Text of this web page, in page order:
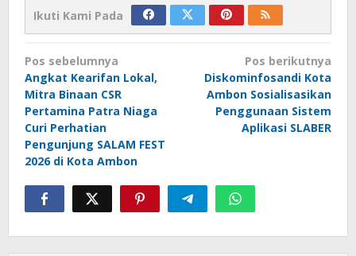
Ikuti Kami Pada
Navigasi
pos
Pos sebelumnya
Angkat Kearifan Lokal,
Mitra Binaan CSR
Pertamina Patra Niaga
Curi Perhatian
Pengunjung SALAM FEST
2026 di Kota Ambon
Pos berikutnya
Diskominfosandi Kota
Ambon Sosialisasikan
Penggunaan Sistem
Aplikasi SLABER